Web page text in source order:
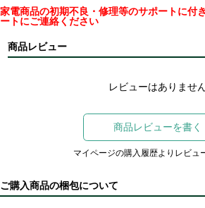
家電商品の初期不良・修理等のサポートに付
ートにご連絡ください
商品レビュー
レビューはありませ
商品レビューを書く
マイページの購入履歴よりレビュ
ご購入商品の梱包について